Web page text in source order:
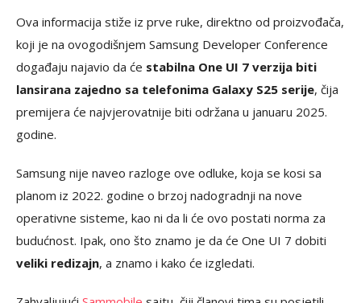
Ova informacija stiže iz prve ruke, direktno od proizvođača,
koji je na ovogodišnjem Samsung Developer Conference
događaju najavio da će stabilna One UI 7 verzija biti
lansirana zajedno sa telefonima Galaxy S25 serije, čija
premijera će najvjerovatnije biti održana u januaru 2025.
godine.
Samsung nije naveo razloge ove odluke, koja se kosi sa
planom iz 2022. godine o brzoj nadogradnji na nove
operativne sisteme, kao ni da li će ovo postati norma za
budućnost. Ipak, ono što znamo je da će One UI 7 dobiti
veliki redizajn, a znamo i kako će izgledati.